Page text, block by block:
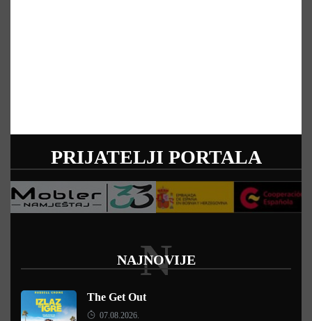
PRIJATELJI PORTALA
NAJNOVIJE
N
The Get Out
07.08.2026.